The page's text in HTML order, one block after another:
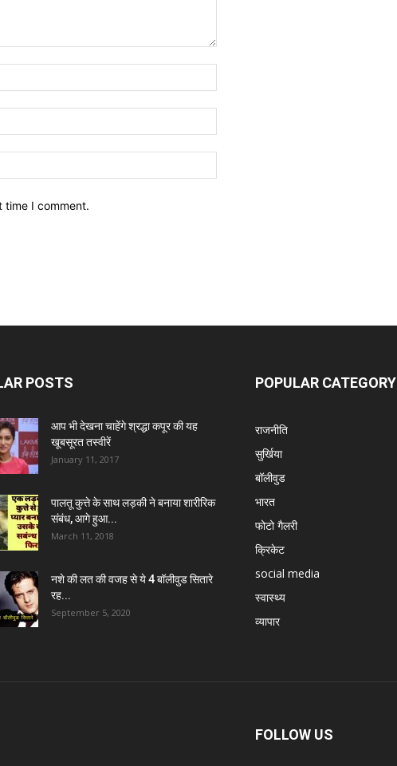
time I comment.
POSTS
आप भी देखना चाहेंगे श्रद्धा कपूर की यह
खूबसूरत तस्वीरें
January 11, 2017
पालतू कुत्ते के साथ लड़की ने बनाया शारीरिक
संबंध, आगे हुआ...
March 11, 2018
नशे की लत की वजह से ये 4 बॉलीवुड सितारे
रह...
September 5, 2020
POPULAR CATEGORY
राजनीति
सुर्खिया
बॉलीवुड
भारत
फोटो गैलरी
क्रिकेट
social media
स्वास्थ्य
व्यापार
FOLLOW US